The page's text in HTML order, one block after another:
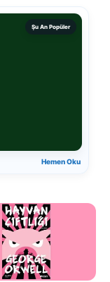
Şu An Popüler
Hemen Oku